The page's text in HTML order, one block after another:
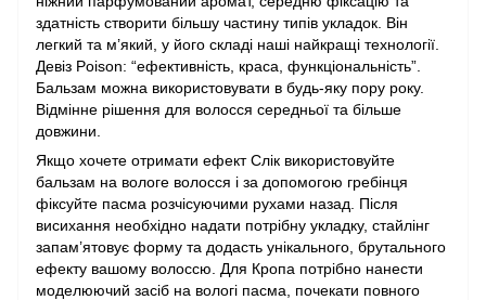
здатність створити більшу частину типів укладок. Він
легкий та м’який, у його складі наші найкращі технології.
Девіз Poison: “ефективність, краса, функціональність”.
Бальзам можна використовувати в будь-яку пору року.
Відмінне рішення для волосся середньої та більше
довжини.
Якщо хочете отримати ефект Слік використовуйте
бальзам на вологе волосся і за допомогою гребінця
фіксуйте пасма розчісуючими рухами назад. Після
висихання необхідно надати потрібну укладку, стайлінг
запам’ятовує форму та додасть унікального, брутального
ефекту вашому волоссю. Для Кропа потрібно нанести
моделюючий засіб на вологі пасма, почекати повного